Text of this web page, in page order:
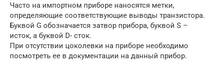
Часто на импортном приборе наносятся метки,
определяющие соответствующие выводы транзистора.
Буквой G обозначается затвор прибора, буквой S –
исток, а буквой D- сток.
При отсутствии цоколевки на приборе необходимо
посмотреть ее в документации на данный прибор.